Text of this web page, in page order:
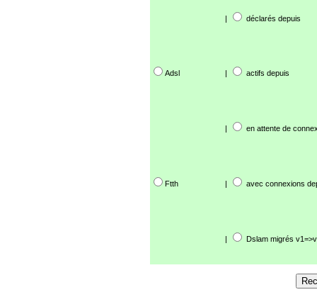
| déclarés depuis
Adsl | actifs depuis
| en attente de
Ftth | avec connexions
| Dslam migrés